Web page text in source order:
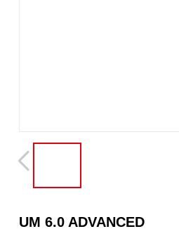
UM 6.0 ADVANCED